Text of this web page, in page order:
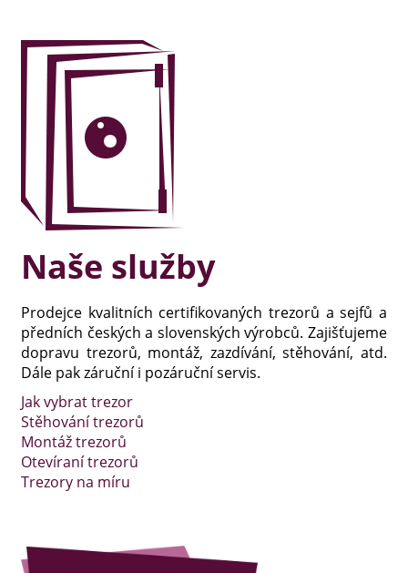
Naše služby
Prodejce kvalitních certifikovaných trezorů a sejfů a
předních českých a slovenských výrobců. Zajišťujeme
dopravu trezorů, montáž, zazdívání, stěhování, atd.
Dále pak záruční i pozáruční servis.
Jak vybrat trezor
Stěhování trezorů
Montáž trezorů
Otevíraní trezorů
Trezory na míru